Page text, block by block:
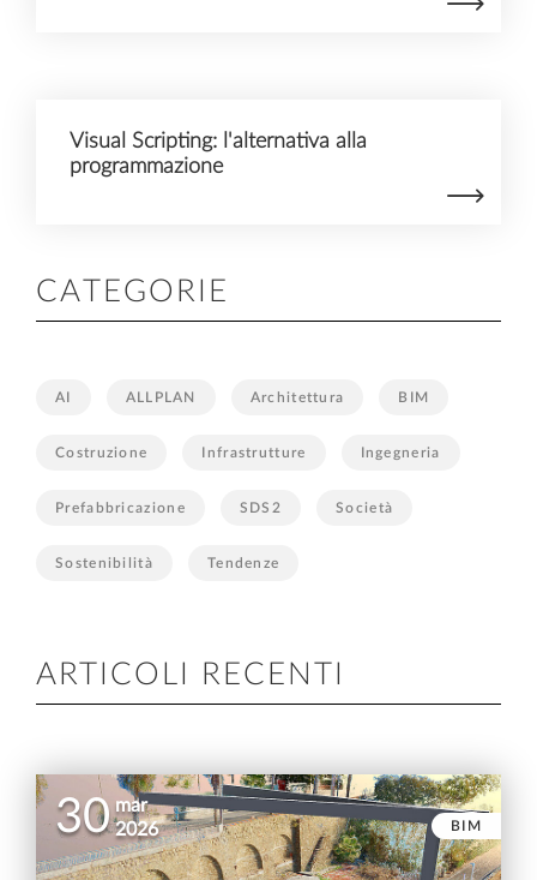
Visual Scripting: l'alternativa alla
programmazione
CATEGORIE
AI ALLPLAN Architettura BIM
Costruzione Infrastrutture Ingegneria
Prefabbricazione SDS2 Società
Sostenibilità Tendenze
ARTICOLI RECENTI
30 mar
2026
BIM